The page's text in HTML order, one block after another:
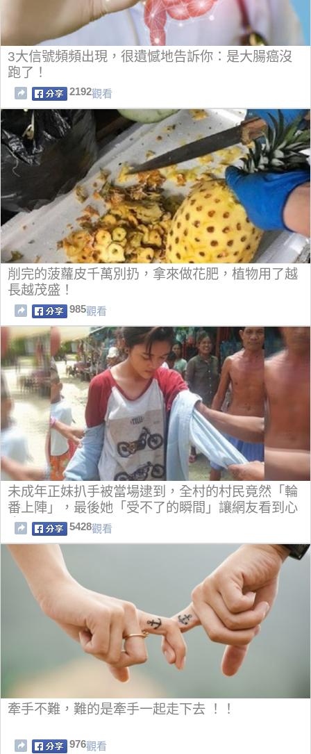
3大信號頻頻出現，很遺憾地告訴你：是大腸癌沒
跑了！
2192觀看
削完的菠蘿皮千萬別扔，拿來做花肥，植物用了越
長越茂盛！
985觀看
未成年正妹扒手被當場逮到，全村的村民竟然「輪
番上陣」，最後她「受不了的瞬間」讓網友看到心
痛
5428觀看
牽手不難，難的是牽手一起走下去 ！！
976觀看